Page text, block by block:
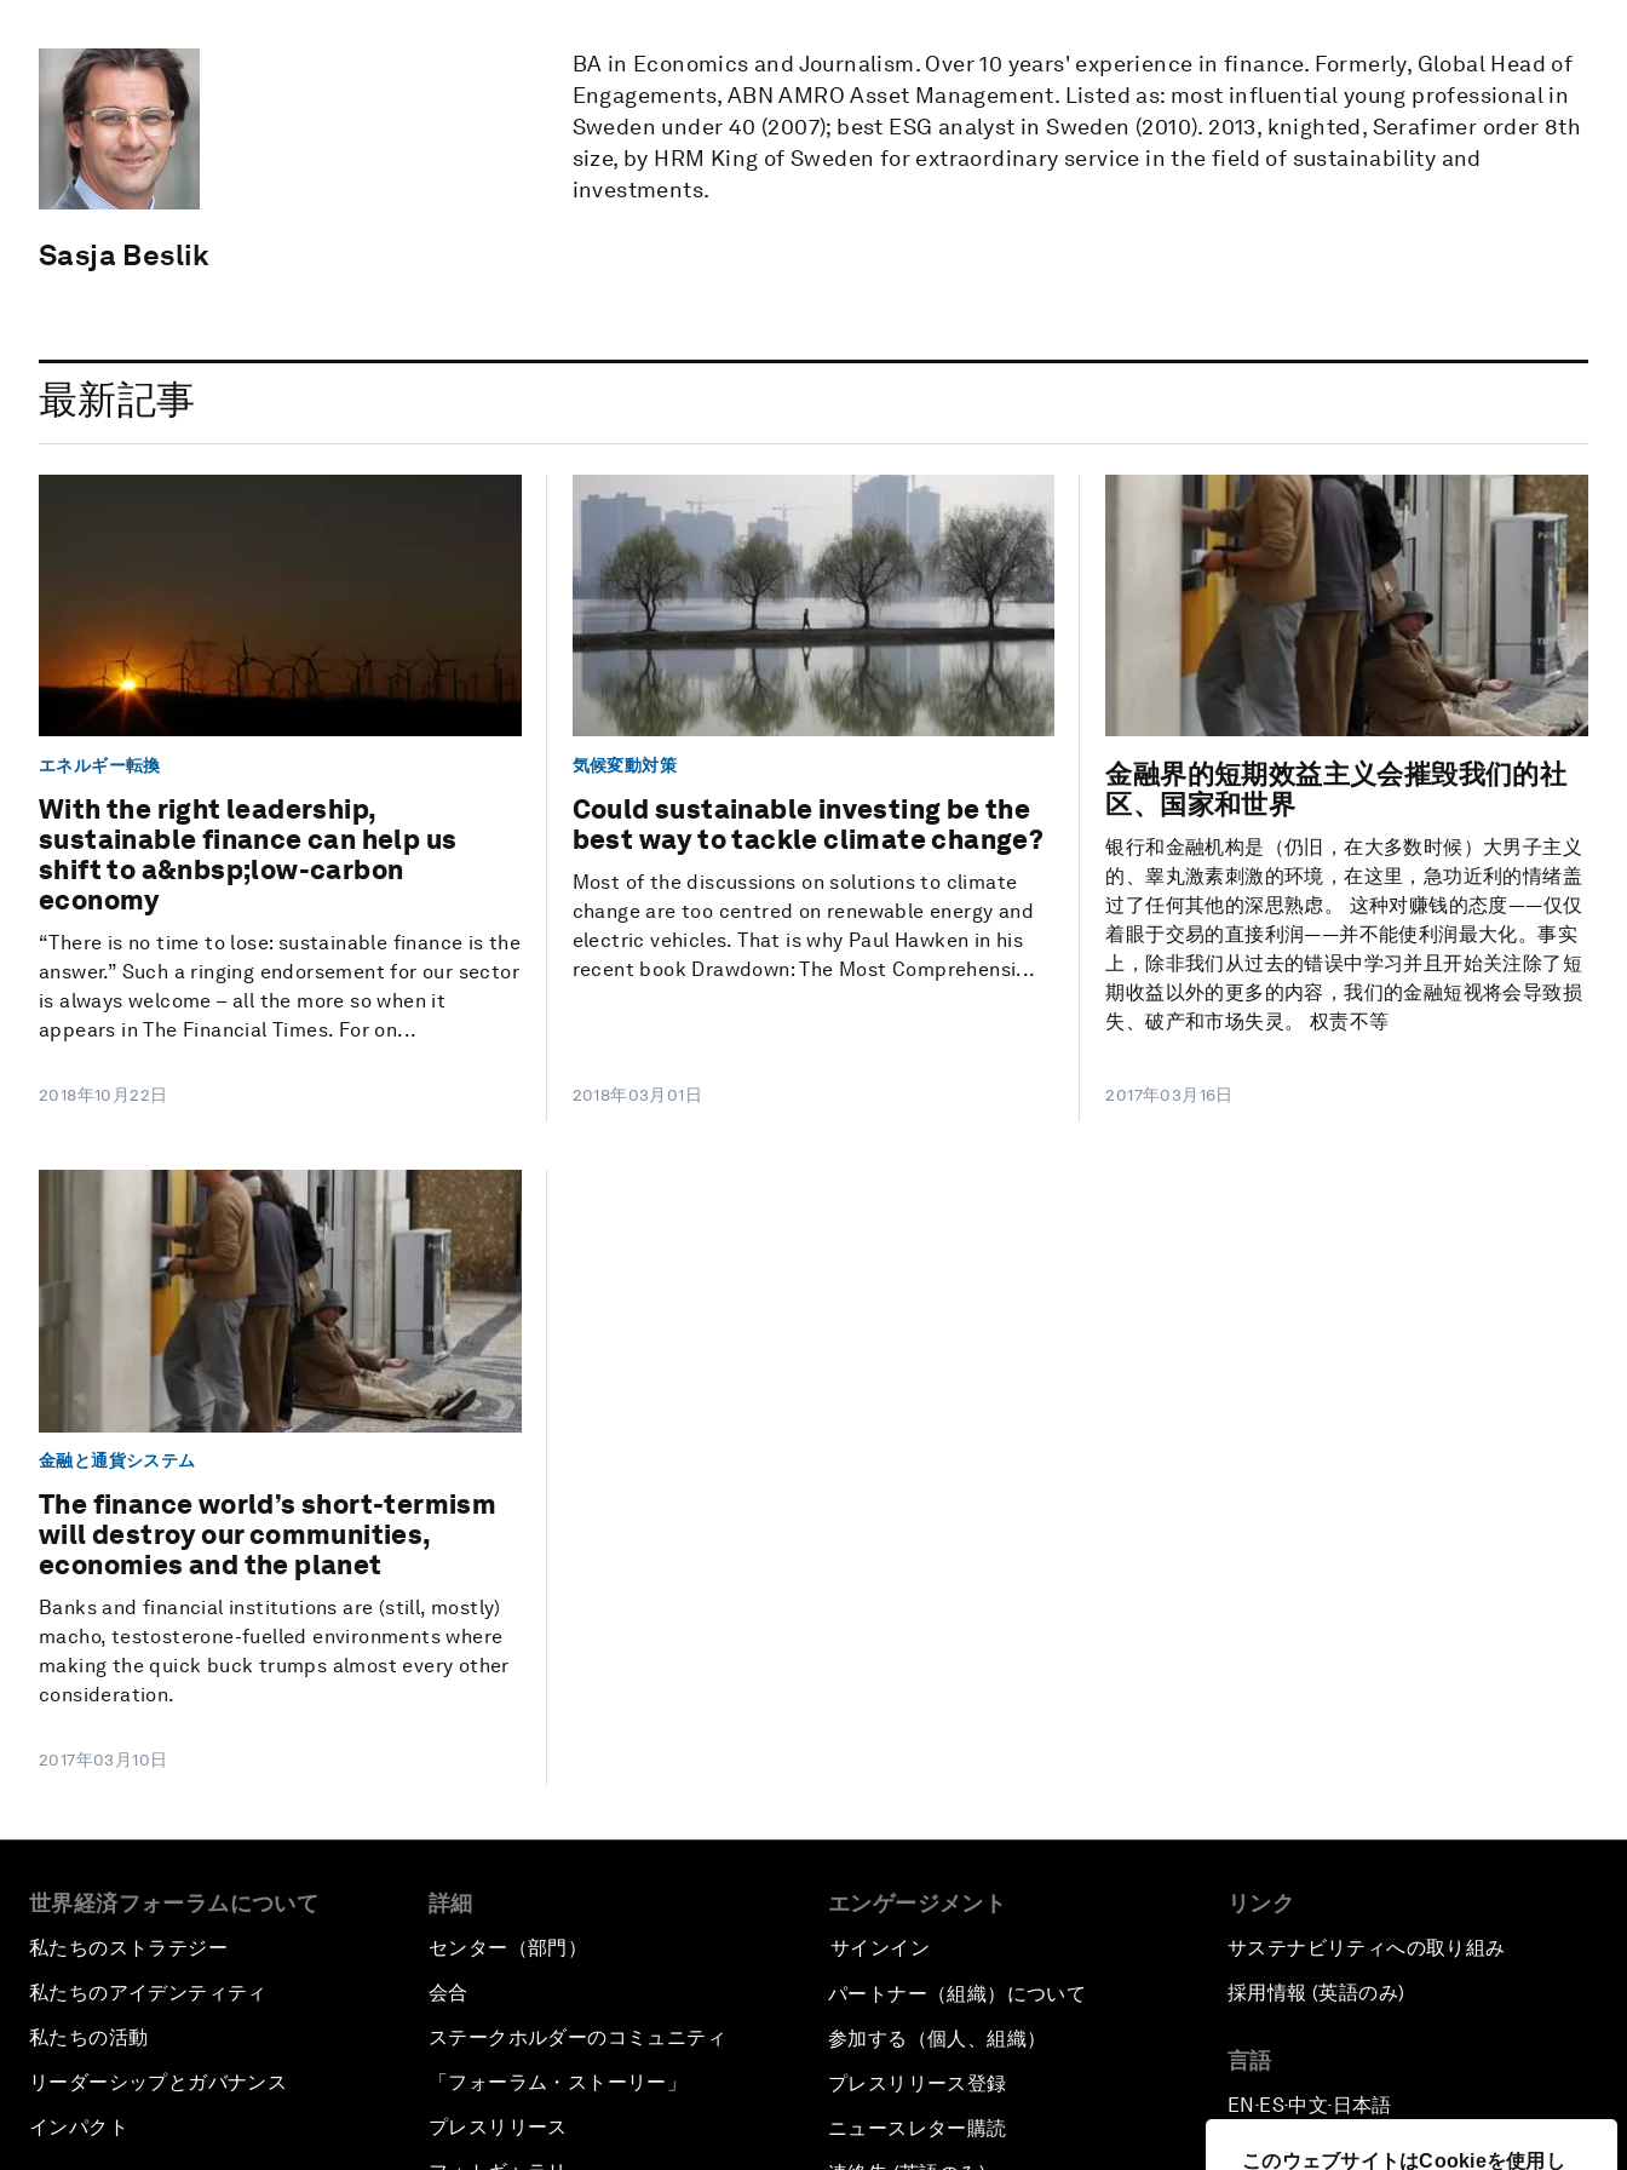
このウェブサイトはCookieを使用し
Sasja Beslik
BA in Economics and Journalism. Over 10 years' experience in finance. Formerly, Global Head of
Engagements, ABN AMRO Asset Management. Listed as: most influential young professional in
Sweden under 40 (2007); best ESG analyst in Sweden (2010). 2013, knighted, Serafimer order 8th
size, by HRM King of Sweden for extraordinary service in the field of sustainability and
investments.
最新記事
エネルギー転換
With the right leadership,
sustainable finance can help us
shift to a&nbsp;low-carbon
economy
“There is no time to lose: sustainable finance is the
answer.” Such a ringing endorsement for our sector
is always welcome – all the more so when it
appears in The Financial Times. For on...
2018年10月22日
気候変動対策
Could sustainable investing be the
best way to tackle climate change?
Most of the discussions on solutions to climate
change are too centred on renewable energy and
electric vehicles. That is why Paul Hawken in his
recent book Drawdown: The Most Comprehensi...
2018年03月01日
金融界的短期效益主义会摧毁我们的社
区、国家和世界
银行和金融机构是（仍旧，在大多数时候）大男子主义
的、睾丸激素刺激的环境，在这里，急功近利的情绪盖
过了任何其他的深思熟虑。 这种对赚钱的态度——仅仅
着眼于交易的直接利润——并不能使利润最大化。事实
上，除非我们从过去的错误中学习并且开始关注除了短
期收益以外的更多的内容，我们的金融短视将会导致损
失、破产和市场失灵。 权责不等
2017年03月16日
金融と通貨システム
The finance world’s short-termism
will destroy our communities,
economies and the planet
Banks and financial institutions are (still, mostly)
macho, testosterone-fuelled environments where
making the quick buck trumps almost every other
consideration.
2017年03月10日
世界経済フォーラムについて
私たちのストラテジー
私たちのアイデンティティ
私たちの活動
リーダーシップとガバナンス
インパクト
詳細
センター（部門）
会合
ステークホルダーのコミュニティ
「フォーラム・ストーリー」
プレスリリース
エンゲージメント
サインイン
パートナー（組織）について
参加する（個人、組織）
プレスリリース登録
ニュースレター購読
リンク
サステナビリティへの取り組み
採用情報 (英語のみ)
言語
EN ▪ ES▪中文▪ 日本語